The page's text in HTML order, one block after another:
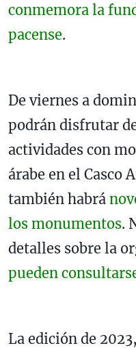
conmemora la
pacense.
De viernes a
podrán disfrutar
actividades con
árabe en el Casco
también habrá
los monumentos.
detalles sobre la
pueden
La edición de